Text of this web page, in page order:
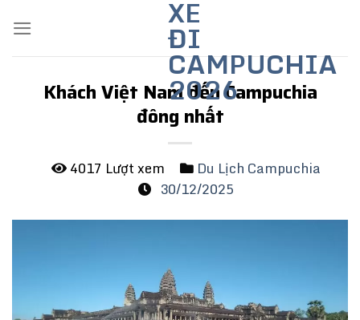
content
XE
ĐI
CAMPUCHIA
2026
Khách Việt Nam đến Campuchia
đông nhất
4017 Lượt xem
Du Lịch Campuchia
30/12/2025